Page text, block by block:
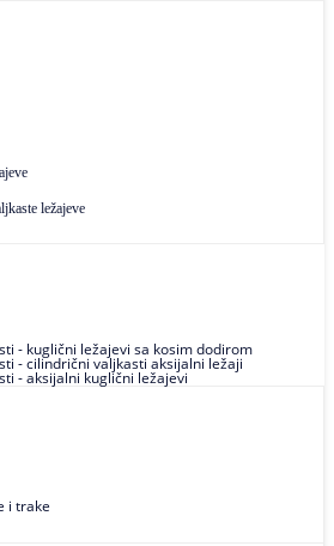
ležajeve
- kuglični ležajevi sa kosim dodirom
- cilindrični valjkasti aksijalni ležaji
- aksijalni kuglični ležajevi
i trake